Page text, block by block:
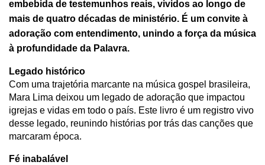
embebida de testemunhos reais, vividos ao longo de
mais de quatro décadas de ministério. É um convite à
adoração com entendimento, unindo a força da música
à profundidade da Palavra.
Legado histórico
Com uma trajetória marcante na música gospel brasileira,
Mara Lima deixou um legado de adoração que impactou
igrejas e vidas em todo o país. Este livro é um registro vivo
desse legado, reunindo histórias por trás das canções que
marcaram época.
Fé inabalável